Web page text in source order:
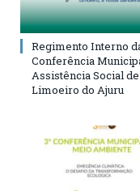
Regimento Interno
Conferência
Assistência Social de
Limoeiro do Ajuru